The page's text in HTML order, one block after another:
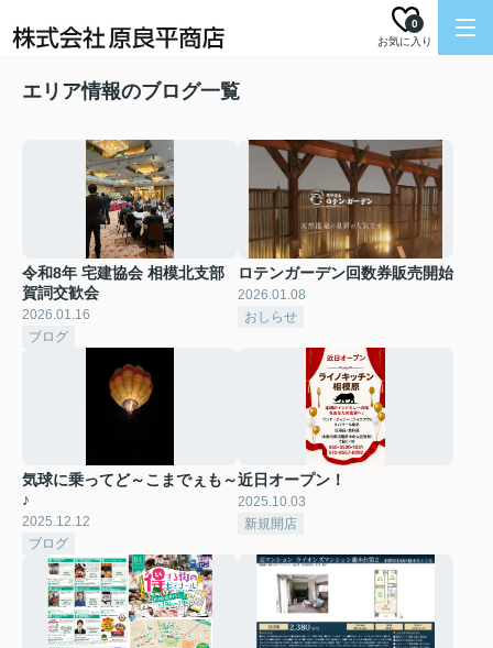
お気に入り
0
エリア情報のブログ一覧
令和8年 宅建協会 相模北支部
賀詞交歓会
2026.01.16
ブログ
ロテンガーデン回数券販売開始
2026.01.08
おしらせ
気球に乗ってど～こまでぇも～
♪
2025.12.12
ブログ
近日オープン！
2025.10.03
新規開店